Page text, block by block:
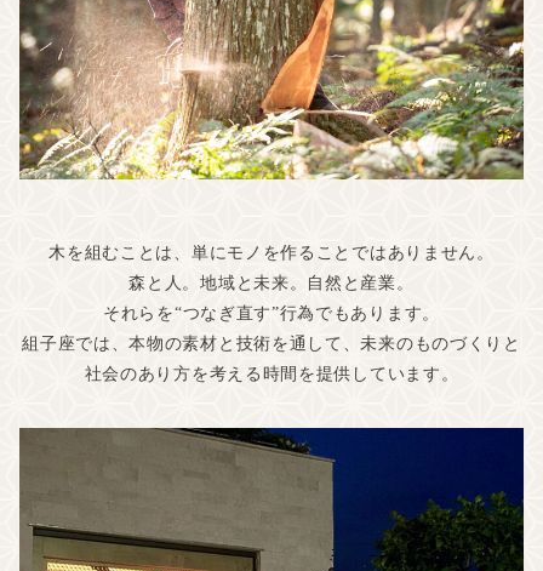
木を組むことは、単にモノを作ることではありません。
森と人。地域と未来。自然と産業。
それらを“つなぎ直す”行為でもあります。
組子座では、本物の素材と技術を通して、未来のものづくりと
社会のあり方を考える時間を提供しています。